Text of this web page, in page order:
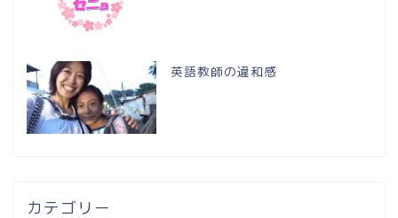
英語教師の違和感
カテゴリー